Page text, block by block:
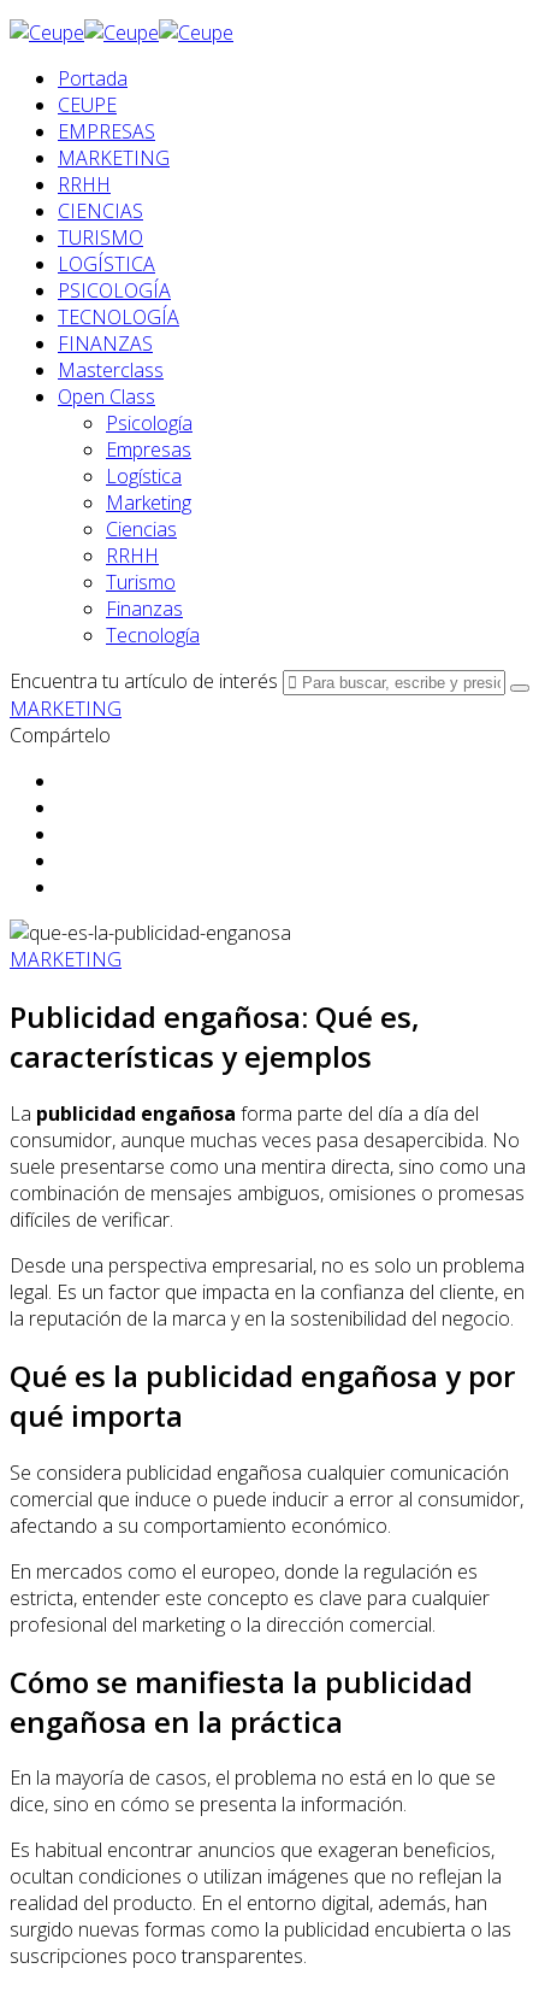
Portada
CEUPE
EMPRESAS
MARKETING
RRHH
CIENCIAS
TURISMO
LOGÍSTICA
PSICOLOGÍA
TECNOLOGÍA
FINANZAS
Masterclass
Open Class
Psicología
Empresas
Logística
Marketing
Ciencias
RRHH
Turismo
Finanzas
Tecnología
Encuentra tu artículo de interés
MARKETING
Compártelo
MARKETING
Publicidad engañosa: Qué es,
características y ejemplos
La publicidad engañosa forma parte del día a día del
consumidor, aunque muchas veces pasa desapercibida. No
suele presentarse como una mentira directa, sino como una
combinación de mensajes ambiguos, omisiones o promesas
difíciles de verificar.
Desde una perspectiva empresarial, no es solo un problema
legal. Es un factor que impacta en la confianza del cliente, en
la reputación de la marca y en la sostenibilidad del negocio.
Qué es la publicidad engañosa y por
qué importa
Se considera publicidad engañosa cualquier comunicación
comercial que induce o puede inducir a error al consumidor,
afectando a su comportamiento económico.
En mercados como el europeo, donde la regulación es
estricta, entender este concepto es clave para cualquier
profesional del marketing o la dirección comercial.
Cómo se manifiesta la publicidad
engañosa en la práctica
En la mayoría de casos, el problema no está en lo que se
dice, sino en cómo se presenta la información.
Es habitual encontrar anuncios que exageran beneficios,
ocultan condiciones o utilizan imágenes que no reflejan la
realidad del producto. En el entorno digital, además, han
surgido nuevas formas como la publicidad encubierta o las
suscripciones poco transparentes.